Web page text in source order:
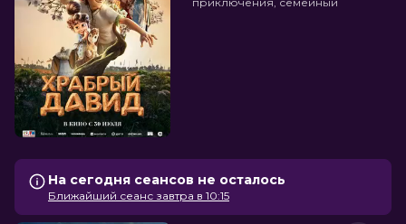
На сегодня сеансов не осталось
Ближайший сеанс завтра в 10:15